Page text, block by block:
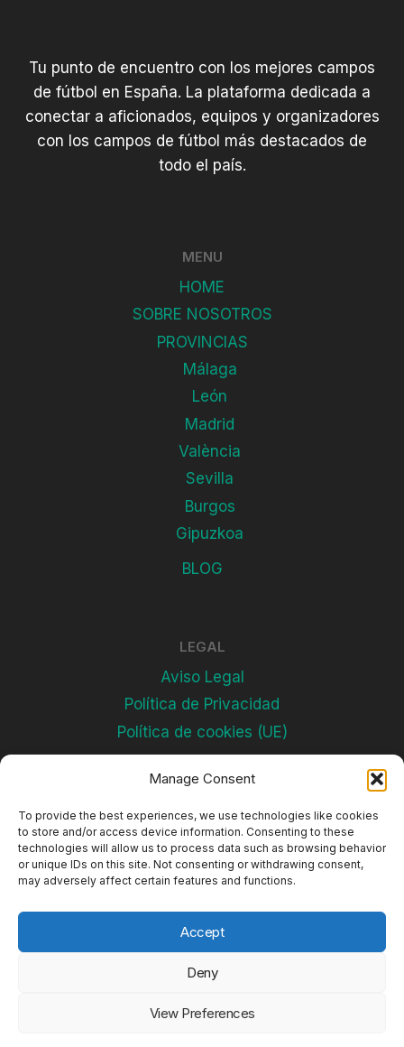
Manage Consent
To provide the best experiences, we use technologies like cookies
to store and/or access device information. Consenting to these
technologies will allow us to process data such as browsing behavior
or unique IDs on this site. Not consenting or withdrawing consent,
may adversely affect certain features and functions.
Accept
Deny
View Preferences
Tu punto de encuentro con los mejores campos
de fútbol en España. La plataforma dedicada a
conectar a aficionados, equipos y organizadores
con los campos de fútbol más destacados de
todo el país.
MENU
HOME
SOBRE NOSOTROS
PROVINCIAS
Málaga
León
Madrid
València
Sevilla
Burgos
Gipuzkoa
BLOG
LEGAL
Aviso Legal
Política de Privacidad
Política de cookies (UE)
Subscríbete
© 2026 Complejos Deportivos